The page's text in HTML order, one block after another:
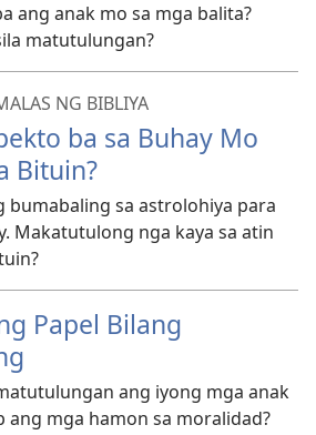
ang anak mo sa mga balita?
matutulungan?
NG BIBLIYA
ba sa Buhay Mo
Bituin?
bumabaling sa astrolohiya para
Makatutulong nga kaya sa atin
Papel Bilang
ang iyong mga anak
ang mga hamon sa moralidad?